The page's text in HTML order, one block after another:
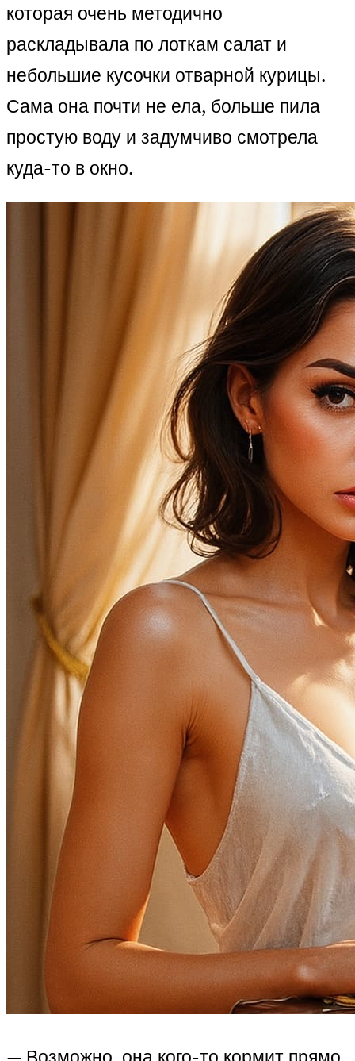
которая очень методично
раскладывала по лоткам салат и
небольшие кусочки отварной курицы.
Сама она почти не ела, больше пила
простую воду и задумчиво смотрела
куда-то в окно.